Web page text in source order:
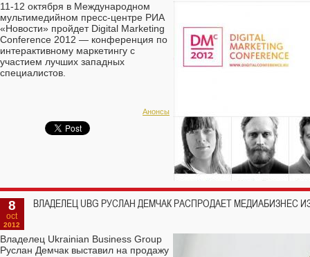
11-12 октября в Международном
мультимедийном пресс-центре РИА
«Новости» пройдет Digital Marketing
Conference 2012 — конференция по
интерактивному маркетингу с
участием лучших западных
специалистов.
Анонсы
8
oct
2012
ВЛАДЕЛЕЦ UBG РУСЛАН ДЕМЧАК РАСПРОДАЕТ МЕДИАБИЗНЕС
Владелец Ukrainian Business Group
Руслан Демчак выставил на продажу